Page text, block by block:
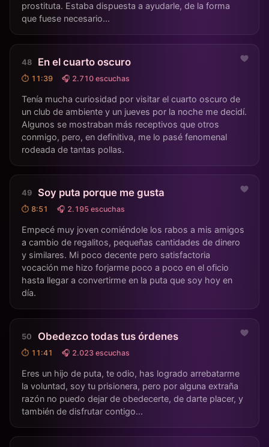
prostituta. Estaba dispuesta a ayudarle, de la forma
que fuese necesario...
En el cuarto oscuro
⏱ 11:39 🎧 2.710 escuchas
Tenía mucha curiosidad por visitar el cuarto oscuro de
un club de ambiente y un jueves por la noche me decidí.
Algunos se mostraban más receptivos que otros
conmigo, pero, en definitiva, me lo pasé fenomenal
rodeada de tantas pollas.
Soy puta porque me gusta
⏱ 8:51 🎧 2.195 escuchas
Empecé muy joven comiéndole los rabos a mis amigos
a cambio de regalitos, pequeñas cantidades de dinero
y similares. Mi poco decente pero satisfactoria
vocación me hizo forjarme poco a poco en el oficio
hasta llegar a convertirme en la puta que soy hoy en
día.
Obedezco todas tus órdenes
⏱ 11:41 🎧 2.023 escuchas
Eres un hijo de puta, te odio, has logrado arrebatarme
la voluntad, soy tu prisionera, pero por alguna extraña
razón no puedo dejar de obedecerte, de darte placer, y
también de disfrutar contigo...